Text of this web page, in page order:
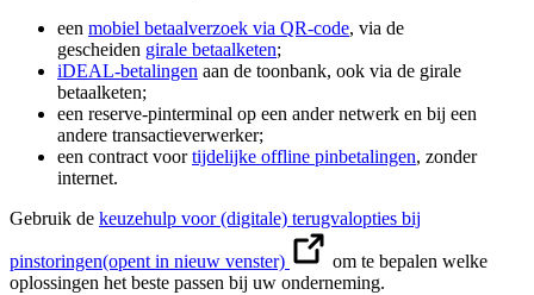
een mobiel betaalverzoek via QR-code, via de
gescheiden girale betaalketen;
iDEAL-betalingen aan de toonbank, ook via de girale
betaalketen;
een reserve-pinterminal op een ander netwerk en bij een
andere transactieverwerker;
een contract voortijdelijke offline pinbetalingen, zonder
internet.
Gebruik de keuzehulp voor (digitale) terugvalopties bij
pinstoringen(opent in nieuw venster)
om te bepalen welke
oplossingen het beste passen bij uw onderneming.